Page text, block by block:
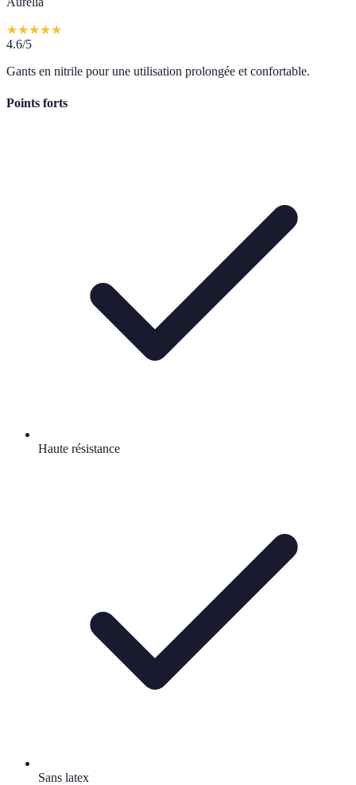
★★★★★
4.6/5
Gants en nitrile pour une utilisation prolongée et confortable.
Points forts
Haute résistance
Sans latex